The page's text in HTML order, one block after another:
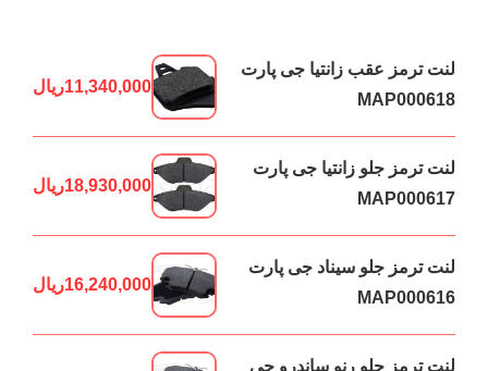
لنت ترمز عقب زانتیا جی پارت
MAP000618
11,340,000ریال
لنت ترمز جلو زانتیا جی پارت
MAP000617
18,930,000ریال
لنت ترمز جلو سیناد جی پارت
MAP000616
16,240,000ریال
لنت ترمز جلو رنو ساندرو جی